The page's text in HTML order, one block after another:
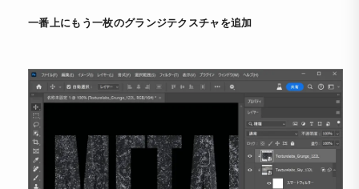
一番上にもう一枚のグランジテクスチャを追加